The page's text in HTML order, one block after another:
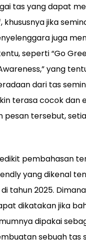
tas yang dapat
khususnya jika
juga
seperti “Go
yang
dari tas
terasa cocok dan
pesan tersebut,
pembahasan
yang dikenal
tahun 2025.
dikatakan jika
dipakai
sebuah tas